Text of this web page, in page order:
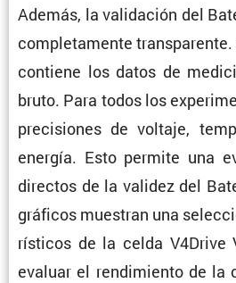
Además, la valida­ción del
comple­ta­mente
contiene los datos de
bruto. Para todos los
preci­siones de voltaje,
energía. Esto permite una
directos de la validez del
gráficos muestran una
rís­ticos de la celda V4Drive
evaluar el rendi­miento de la